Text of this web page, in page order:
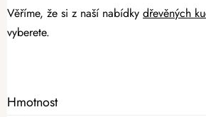
Věříme, že si z naší nabídky dřevěných
vyberete.
Hmotnost